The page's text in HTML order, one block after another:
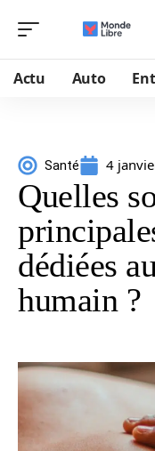
Actu Auto
Santé 4
Quelles
dédiées
humain ?